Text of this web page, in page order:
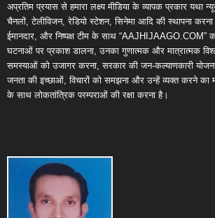
अप्रतिम प्रयास से हमारा लक्ष्य मीडिया के व्यापक प्रकार यथा
चैनलों, टेलीविजन, रेडियो स्टेशन, सिनेमा आदि की स्थापना करना
ईमानदार, और निष्पक्ष टीम के साथ “AAJHIJAAGO.COM”
घटनाओं पर प्रकाश डालना, उनका गुणात्मक और मात्रात्मक
समस्याओं को उजागर करना, सरकार की जन-कल्याणकारी
जनता की इच्छाओं, विचारों को समझना और उन्हें व्यक्त करने का
के साथ लोकतांत्रिक परम्पराओं की रक्षा करना है।